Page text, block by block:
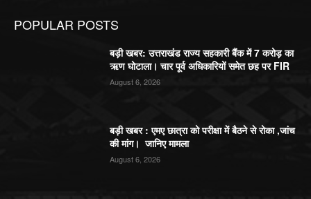
POPULAR POSTS
बड़ी खबर: उत्तराखंड राज्य सहकारी बैंक में 7 करोड़ का
ऋण घोटाला। चार पूर्व अधिकारियों समेत छह पर FIR
August 6, 2026
बड़ी खबर : एमए छात्रा को परीक्षा में बैठने से रोका ,जांच
की मांग। जानिए मामला
August 6, 2026